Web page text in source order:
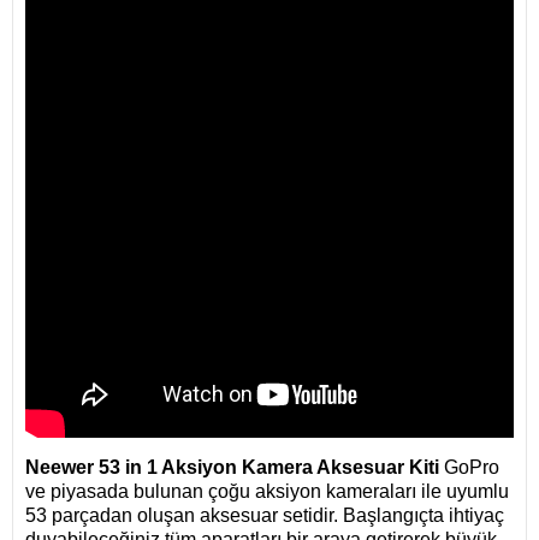
Neewer 53 in 1 Aksiyon Kamera Aksesuar Kiti GoPro
ve piyasada bulunan çoğu aksiyon kameraları ile uyumlu
53 parçadan oluşan aksesuar setidir. Başlangıçta ihtiyaç